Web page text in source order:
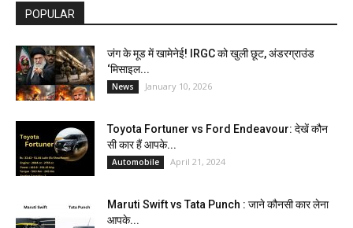
POPULAR
जंग के मूड में खामेनेई! IRGC को खुली छूट, अंडरग्राउंड
‘मिसाइल...
News January 10, 2026
Toyota Fortuner vs Ford Endeavour: देखें कौन
सी कार हैं आपके...
Automobile April 21, 2024
Maruti Swift vs Tata Punch : जाने कौनसी कार लेना
आपके...